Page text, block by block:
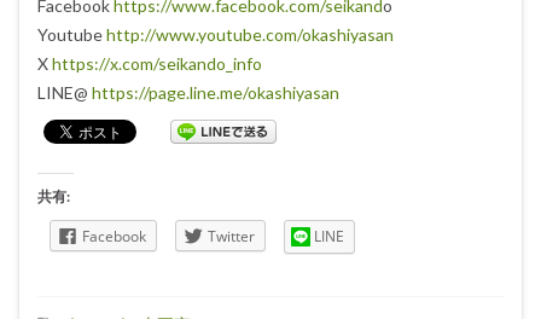
Facebookhttps://www.facebook.com/seikando
Youtubehttp://www.youtube.com/okashiyasan
Xhttps://x.com/seikando_info
LINE@ https://page.line.me/okashiyasan
共有:
Facebook Twitter LINE